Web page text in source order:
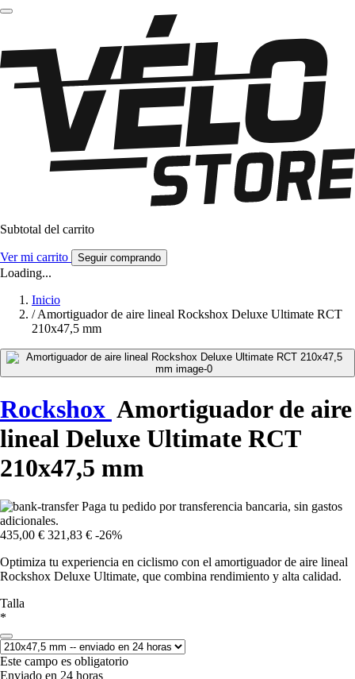
Subtotal del carrito
Ver mi carrito Seguir comprando
Loading...
Inicio
/Amortiguador de aire lineal Rockshox Deluxe Ultimate RCT
210x47,5 mm
Rockshox Amortiguador de aire
lineal Deluxe Ultimate RCT
210x47,5 mm
Paga tu pedido por transferencia bancaria, sin gastos
adicionales.
435,00 € 321,83 € -26%
Optimiza tu experiencia en ciclismo con el amortiguador de aire lineal
Rockshox Deluxe Ultimate, que combina rendimiento y alta calidad.
Talla
*
Este campo es obligatorio
Enviado en 24 horas